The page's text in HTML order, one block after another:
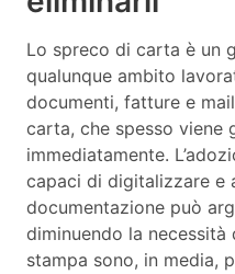
Lo spreco di carta è un
qualunque ambito
documenti, fatture e
carta, che spesso viene
immediatamente.
capaci di digitalizzare e
documentazione può
diminuendo la
stampa sono, in media,